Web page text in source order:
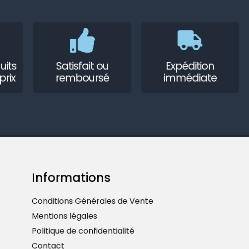
Satisfait ou
remboursé
Expédition
immédiate
Informations
Conditions Générales de Vente
Mentions légales
Politique de confidentialité
Contact